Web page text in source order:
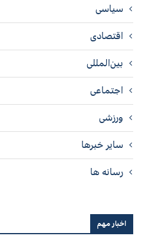
سیاسی
اقتصادی
بین‌المللی
اجتماعی
ورزشی
سایر خبرها
رسانه ها
اخبار مهم